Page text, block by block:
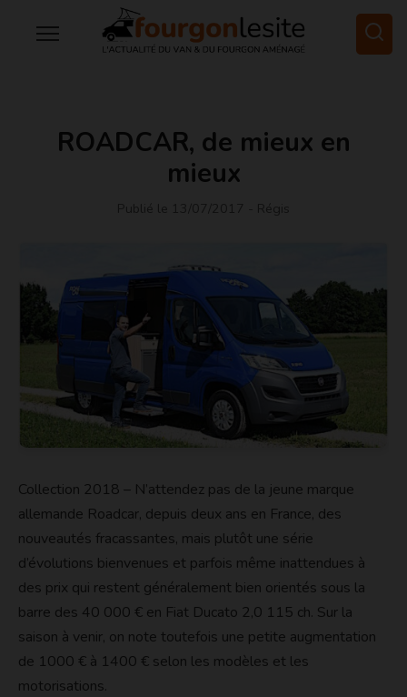
ROADCAR, de mieux en
mieux
Collection 2018 – N’attendez pas de la jeune marque
allemande Roadcar, depuis deux ans en France, des
nouveautés fracassantes, mais plutôt une série
d’évolutions bienvenues et parfois même inattendues à
des prix qui restent généralement bien orientés sous la
barre des 40 000 € en Fiat Ducato 2,0 115 ch. Sur la
saison à venir, on note toutefois une petite augmentation
de 1000 € à 1400 € selon les modèles et les
motorisations.